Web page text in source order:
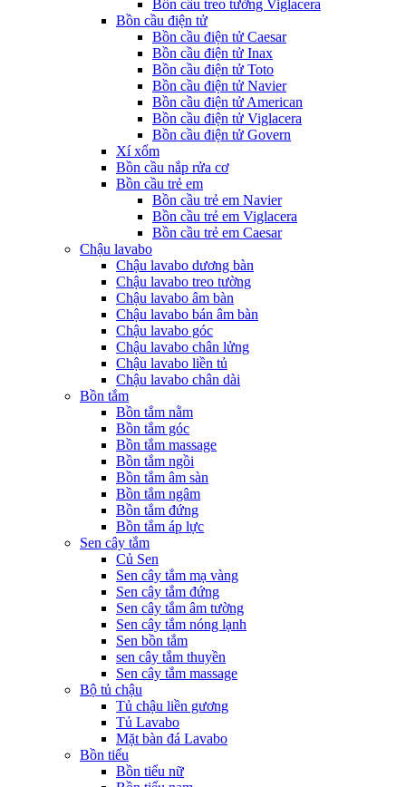
Bồn cầu treo tường Viglacera
Bồn cầu điện tử
Bồn cầu điện tử Caesar
Bồn cầu điện tử Inax
Bồn cầu điện tử Toto
Bồn cầu điện tử Navier
Bồn cầu điện tử American
Bồn cầu điện tử Viglacera
Bồn cầu điện tử Govern
Xí xổm
Bồn cầu nắp rửa cơ
Bồn cầu trẻ em
Bồn cầu trẻ em Navier
Bồn cầu trẻ em Viglacera
Bồn cầu trẻ em Caesar
Chậu lavabo
Chậu lavabo dương bàn
Chậu lavabo treo tường
Chậu lavabo âm bàn
Chậu lavabo bán âm bàn
Chậu lavabo góc
Chậu lavabo chân lửng
Chậu lavabo liền tủ
Chậu lavabo chân dài
Bồn tắm
Bồn tắm nằm
Bồn tắm góc
Bồn tắm massage
Bồn tắm ngồi
Bồn tắm âm sàn
Bồn tắm ngâm
Bồn tắm đứng
Bồn tắm áp lực
Sen cây tắm
Củ Sen
Sen cây tắm mạ vàng
Sen cây tắm đứng
Sen cây tắm âm tường
Sen cây tắm nóng lạnh
Sen bồn tắm
sen cây tắm thuyền
Sen cây tắm massage
Bộ tủ chậu
Tủ chậu liền gương
Tủ Lavabo
Mặt bàn đá Lavabo
Bồn tiểu
Bồn tiểu nữ